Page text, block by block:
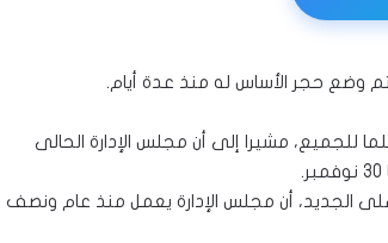
تم وضع حجر الأساس له منذ عدة أيام.
للجميع، مشيرا إلى أن مجلس الإدارة الحالى
الجديد، أن مجلس الإدارة يعمل منذ عام ونصف